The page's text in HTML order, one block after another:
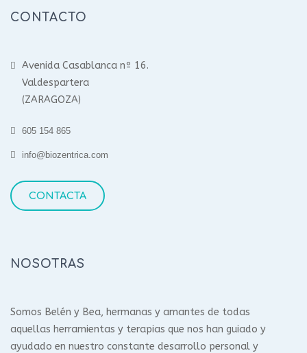
CONTACTO
Avenida Casablanca nº 16.
Valdespartera
(ZARAGOZA)
605 154 865
info@biozentrica.com
CONTACTA
NOSOTRAS
Somos Belén y Bea, hermanas y amantes de todas
aquellas herramientas y terapias que nos han guiado y
ayudado en nuestro constante desarrollo personal y